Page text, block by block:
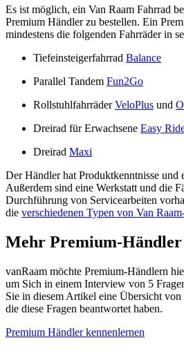
Es ist möglich, ein Van Raam Fahrrad
Premium Händler zu bestellen. Ein
mindestens die folgenden Fahrräder in
Tiefeinsteigerfahrrad Balance
Parallel Tandem Fun2Go
RollstuhlfahrräderVeloPlus und
Dreirad für Erwachsene Easy
Dreirad Maxi
Der Händler hat Produktkenntnisse und
Außerdem sind eine Werkstatt und die
Durchführung von Servicearbeiten
die verschiedenen Typen von Van
Mehr Premium-Händler
vanRaam möchte Premium-Händlern
um Sich in einem Interview von 5
Sie in diesem Artikel eine Übersicht
die diese Fragen beantwortet haben.
Premium Händler kennenlernen